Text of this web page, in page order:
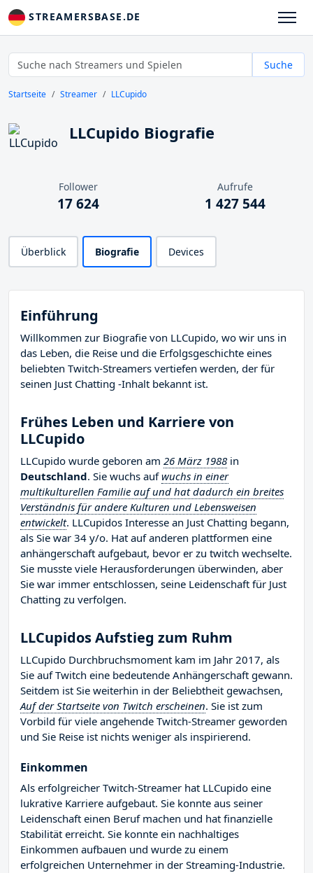
STREAMERSBASE.DE
Suche
Startseite Streamer LLCupido
LLCupido Biografie
Follower
17 624
Aufrufe
1 427 544
Überblick Biografie Devices
Einführung
Willkommen zur Biografie von LLCupido, wo wir uns in
das Leben, die Reise und die Erfolgsgeschichte eines
beliebten Twitch-Streamers vertiefen werden, der für
seinen Just Chatting -Inhalt bekannt ist.
Frühes Leben und Karriere von
LLCupido
LLCupido wurde geboren am 26 März 1988 in
Deutschland. Sie wuchs aufwuchs in einer
multikulturellen Familie auf und hat dadurch ein breites
Verständnis für andere Kulturen und Lebensweisen
entwickelt. LLCupidos Interesse an Just Chatting begann,
als Sie war 34 y/o. Hat auf anderen plattformen eine
anhängerschaft aufgebaut, bevor er zu twitch wechselte.
Sie musste viele Herausforderungen überwinden, aber
Sie war immer entschlossen, seine Leidenschaft für Just
Chatting zu verfolgen.
LLCupidos Aufstieg zum Ruhm
LLCupido Durchbruchsmoment kam im Jahr 2017, als
Sie auf Twitch eine bedeutende Anhängerschaft gewann.
Seitdem ist Sie weiterhin in der Beliebtheit gewachsen,
Auf der Startseite von Twitch erscheinen. Sie ist zum
Vorbild für viele angehende Twitch-Streamer geworden
und Sie Reise ist nichts weniger als inspirierend.
Einkommen
Als erfolgreicher Twitch-Streamer hat LLCupido eine
lukrative Karriere aufgebaut. Sie konnte aus seiner
Leidenschaft einen Beruf machen und hat finanzielle
Stabilität erreicht. Sie konnte ein nachhaltiges
Einkommen aufbauen und wurde zu einem
erfolgreichen Unternehmer in der Streaming-Industrie.